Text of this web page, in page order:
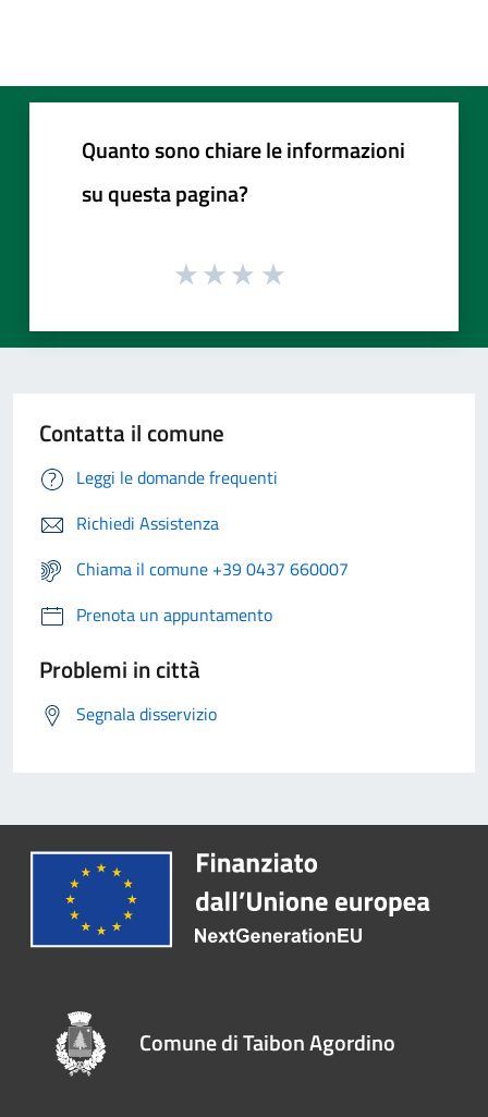
Quanto sono chiare le informazioni
su questa pagina?
Contatta il comune
Leggi le domande frequenti
Richiedi Assistenza
Chiama il comune +39 0437 660007
Prenota un appuntamento
Problemi in città
Segnala disservizio
Comune di Taibon Agordino